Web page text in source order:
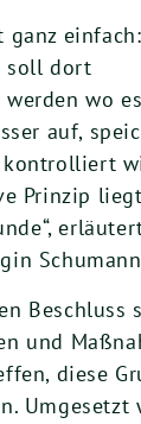
ganz einfach:
soll dort
wo
auf,
Prinzip
Beschluss
und
diese
Umgesetzt